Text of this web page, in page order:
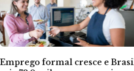
Emprego formal cresce e